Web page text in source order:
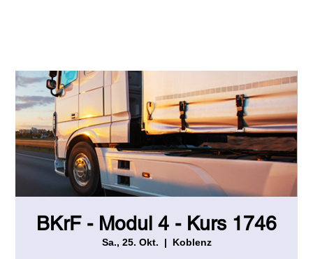
BKrF - Modul 4 - Kurs 1746
Sa., 25. Okt.
  |
Koblenz